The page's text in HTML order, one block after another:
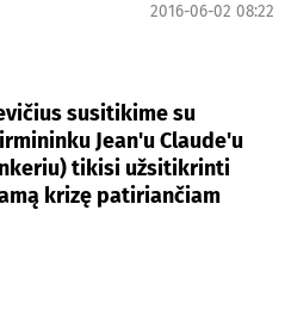
2016-06-02 08:22
susitikime su
Jean'u Claude'u
tikisi užsitikrinti
krizę patiriančiam